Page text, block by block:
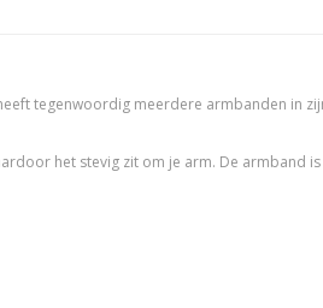
tegenwoordig meerdere armbanden in
het stevig zit om je arm. De armband